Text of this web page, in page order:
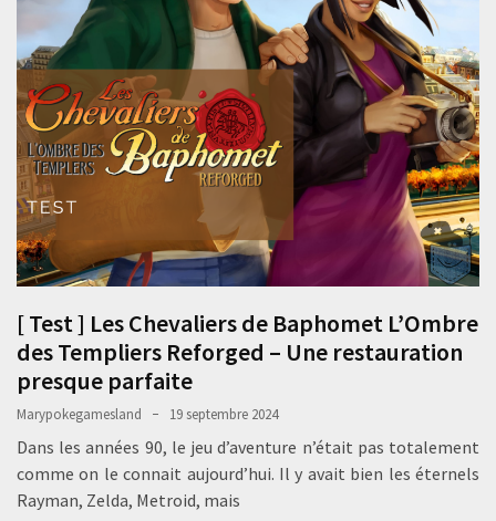
[ Test ] Les Chevaliers de Baphomet L’Ombre
des Templiers Reforged – Une restauration
presque parfaite
Marypokegamesland 19 septembre 2024
Dans les années 90, le jeu d’aventure n’était pas totalement
comme on le connait aujourd’hui. Il y avait bien les éternels
Rayman, Zelda, Metroid, mais